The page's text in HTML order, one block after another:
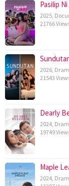
Pasilip
2025
21766
2026
21543
Dearly
2024
19749
Maple
2024